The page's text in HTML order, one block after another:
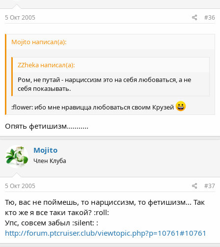
5 Окт 2005 #36
Mojito написал(а):
ZZheka написал(а):
Ром, не путай - нарциссизм это на себя любоваться, а не
себя показывать.
:flower: ибо мне нравицца любоваться своим Крузей
Опять фетишизм...........
Mojito
Член Клуба
5 Окт 2005 #37
Тю, вас не поймешь, то нарциссизм, то фетишизм... Так
кто же я все таки такой? :roll:
Упс, совсем забыл :silent: :
http://forum.ptcruiser.club/viewtopic.php?p=10761#10761